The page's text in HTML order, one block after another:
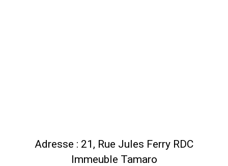
Adresse : 21, Rue Jules Ferry RDC
Immeuble Tamaro